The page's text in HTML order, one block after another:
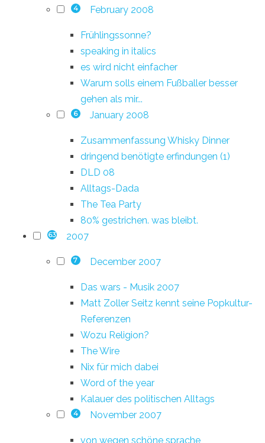
4 February 2008
Frühlingssonne?
speaking in italics
es wird nicht einfacher
Warum solls einem Fußballer besser
gehen als mir...
6 January 2008
Zusammenfassung Whisky Dinner
dringend benötigte erfindungen (1)
DLD 08
Alltags-Dada
The Tea Party
80% gestrichen. was bleibt.
63 2007
7 December 2007
Das wars - Musik 2007
Matt Zoller Seitz kennt seine Popkultur-
Referenzen
Wozu Religion?
The Wire
Nix für mich dabei
Word of the year
Kalauer des politischen Alltags
4 November 2007
von wegen schöne sprache